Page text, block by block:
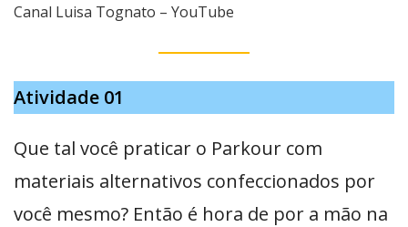
Canal Luisa Tognato – YouTube
Atividade 01
Que tal você praticar o Parkour com
materiais alternativos confeccionados por
você mesmo? Então é hora de por a mão na